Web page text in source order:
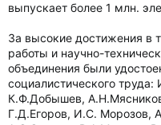
выпускает более 1 млн.
За высокие достижения в
работы и научно-
объединения были
социалистического
К.Ф.Добышев,
Г.Д.Егоров, И.С. Морозов,